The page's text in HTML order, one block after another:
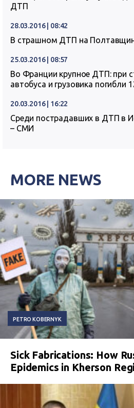
ДТП
28.03.2016 | 08:42
В страшном ДТП на
25.03.2016 | 08:57
Во Франции крупное ДТП: при
автобуса и грузовика погибли
20.03.2016 | 16:22
Среди пострадавших в ДТП в
– СМИ
MORE NEWS
PETRO KOBERNYK
Sick Fabrications: How
Epidemics in Kherson